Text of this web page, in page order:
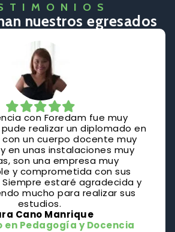
nuestros egresados
con Foredam fue muy
realizar un diplomado en
un cuerpo docente muy
en unas instalaciones muy
son una empresa muy
y comprometida con sus
estaré agradecida y
mucho para realizar sus
estudios.
Cano Manrique
en Pedagogía y Docencia